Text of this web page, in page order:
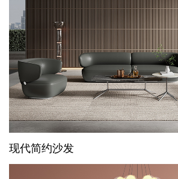
现代简约沙发